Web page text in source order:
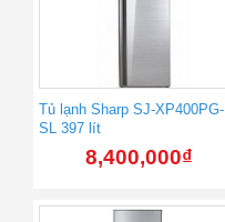
Tủ lạnh Sharp SJ-XP400PG-
SL 397 lít
8,400,000₫